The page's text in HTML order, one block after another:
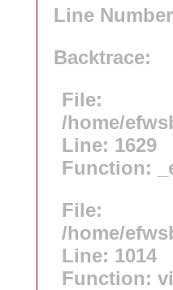
Line
Backtrace:
File:
/home/
Line: 1629
Function:
File:
/home/
Line: 1014
Function: